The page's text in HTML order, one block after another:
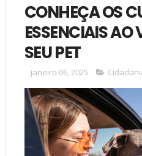
CONHEÇA OS
ESSENCIAIS
SEU PET
janeiro 06, 2025